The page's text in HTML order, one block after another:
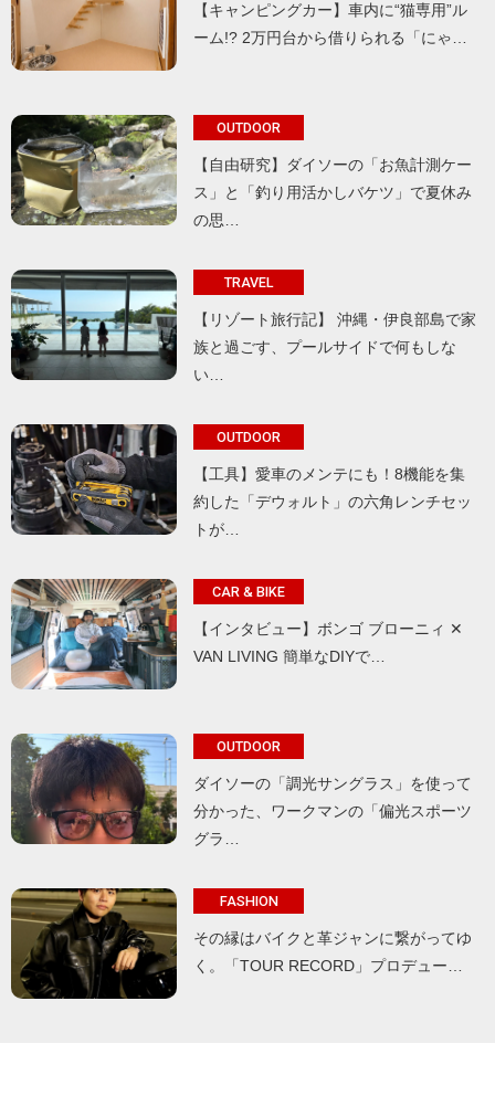
【キャンピングカー】車内に“猫専用”ル
ーム!? 2万円台から借りられる「にゃ…
OUTDOOR
【自由研究】ダイソーの「お魚計測ケー
ス」と「釣り用活かしバケツ」で夏休み
の思…
TRAVEL
【リゾート旅行記】 沖縄・伊良部島で家
族と過ごす、プールサイドで何もしな
い…
OUTDOOR
【工具】愛車のメンテにも！8機能を集
約した「デウォルト」の六角レンチセッ
トが…
CAR & BIKE
【インタビュー】ボンゴ ブローニィ ✕
VAN LIVING 簡単なDIYで…
OUTDOOR
ダイソーの「調光サングラス」を使って
分かった、ワークマンの「偏光スポーツ
グラ…
FASHION
その縁はバイクと革ジャンに繋がってゆ
く。「TOUR RECORD」プロデュー…